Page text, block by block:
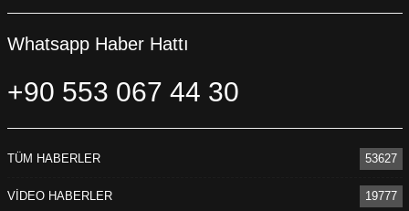
Whatsapp Haber Hattı
+90 553 067 44 30
TÜM HABERLER 53627
VİDEO HABERLER 19777